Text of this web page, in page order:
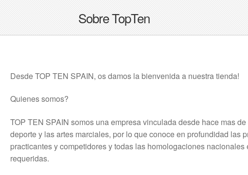
Sobre TopTen
Desde TOP TEN SPAIN, os damos la bienvenida a nuestra tienda!
Quienes somos?
TOP TEN SPAIN somos una empresa vinculada desde hace mas
deporte y las artes marciales, por lo que conoce en profundidad las
practicantes y competidores y todas las homologaciones
requeridas.